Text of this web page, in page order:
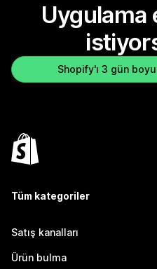
Uygulama
Shopify'ı 3 gün
Tüm kategoriler
Satış kanalları
Ürün bulma